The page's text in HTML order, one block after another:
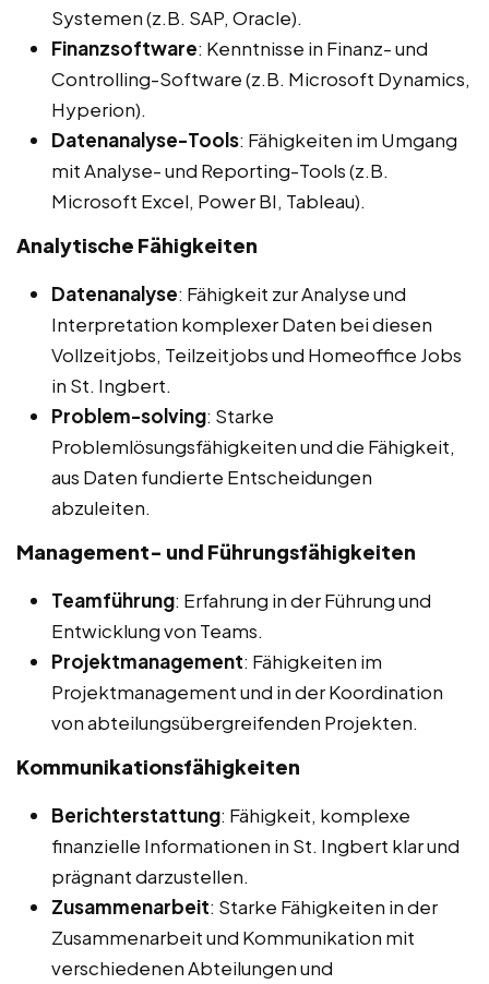
Systemen (z.B. SAP, Oracle).
Finanzsoftware: Kenntnisse in Finanz- und
Controlling-Software (z.B. Microsoft Dynamics,
Hyperion).
Datenanalyse-Tools: Fähigkeiten im Umgang
mit Analyse- und Reporting-Tools (z.B.
Microsoft Excel, Power BI, Tableau).
Analytische Fähigkeiten
Datenanalyse: Fähigkeit zur Analyse und
Interpretation komplexer Daten bei diesen
Vollzeitjobs, Teilzeitjobs und Homeoffice Jobs
in St. Ingbert.
Problem-solving: Starke
Problemlösungsfähigkeiten und die Fähigkeit,
aus Daten fundierte Entscheidungen
abzuleiten.
Management- und Führungsfähigkeiten
Teamführung: Erfahrung in der Führung und
Entwicklung von Teams.
Projektmanagement: Fähigkeiten im
Projektmanagement und in der Koordination
von abteilungsübergreifenden Projekten.
Kommunikationsfähigkeiten
Berichterstattung: Fähigkeit, komplexe
finanzielle Informationen in St. Ingbert klar und
prägnant darzustellen.
Zusammenarbeit: Starke Fähigkeiten in der
Zusammenarbeit und Kommunikation mit
verschiedenen Abteilungen und